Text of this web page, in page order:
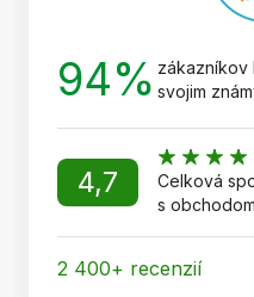
94% svojim
4,7
Celková
s obchodom
2 400+ recenzií